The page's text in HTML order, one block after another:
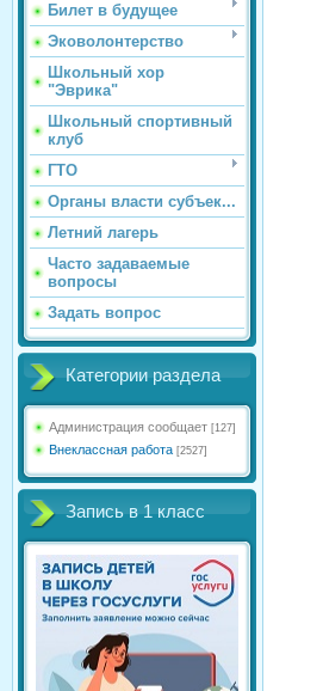
Билет в будущее
Эковолонтерство
Школьный хор
"Эврика"
Школьный спортивный
клуб
ГТО
Органы власти субъек...
Летний лагерь
Часто задаваемые
вопросы
Задать вопрос
Категории раздела
Администрация сообщает [127]
Внеклассная работа [2527]
Запись в 1 класс